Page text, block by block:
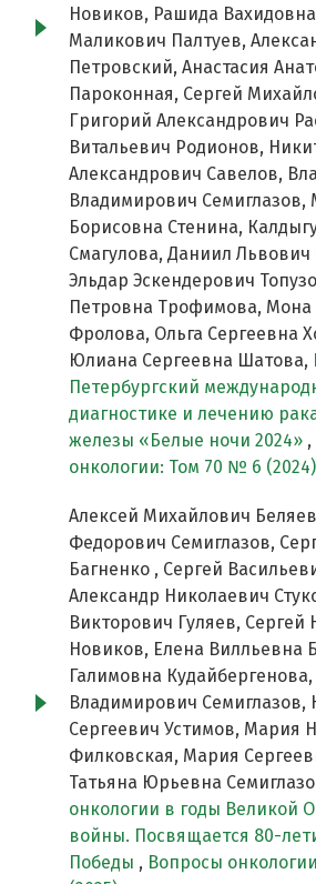
Новиков, Рашида
Маликович Палтуев,
Петровский, Анастасия
Пароконная, Сергей
Григорий Александрович
Витальевич Родионов,
Александрович Савелов,
Владимирович Семиглазов,
Борисовна Стенина,
Смагулова, Даниил Львович
Эльдар Эскендерович
Петровна Трофимова, Мона
Фролова, Ольга Сергеевна
Юлиана Сергеевна Шатова,
Петербургский
диагностике и лечению
железы «Белые ночи 2024» ,
онкологии: Том 70 № 6 (2024)
Алексей Михайлович
Федорович Семиглазов,
Багненко , Сергей
Александр Николаевич
Викторович Гуляев, Сергей
Новиков, Елена Вилльевна
Галимовна
Владимирович Семиглазов,
Сергеевич Устимов, Мария
Филковская, Мария
Татьяна Юрьевна
онкологии в годы Великой
войны. Посвящается 80-
Победы , Вопросы